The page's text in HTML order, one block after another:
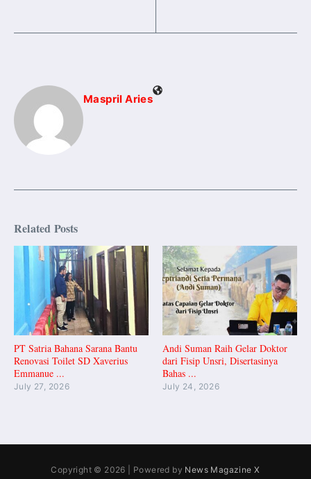
Maspril Aries
Related Posts
PT Satria Bahana Sarana Bantu
Renovasi Toilet SD Xaverius
Emmanue ...
July 27, 2026
Andi Suman Raih Gelar Doktor
dari Fisip Unsri, Disertasinya
Bahas ...
July 24, 2026
Copyright © 2026 | Powered by News Magazine X